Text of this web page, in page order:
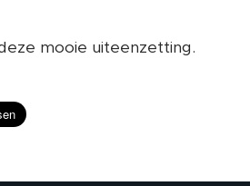
mooie uiteenzetting.